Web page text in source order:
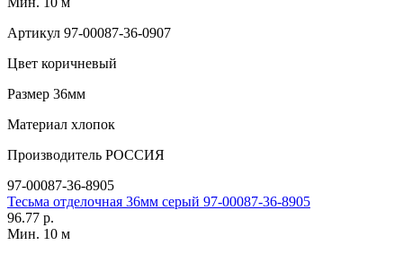
Артикул 97-00087-36-0907
Цвет коричневый
Размер 36мм
Материал хлопок
Производитель РОССИЯ
97-00087-36-8905
Тесьма отделочная 36мм серый 97-00087-36-8905
96.77 р.
Мин. 10 м